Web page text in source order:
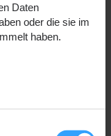
Daten
oder die sie im
haben.
in Hannover
der Agri